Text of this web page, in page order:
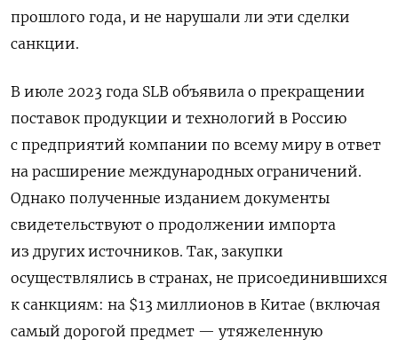
прошлого года, и не нарушали ли эти сделки
санкции.
В июле 2023 года SLB объявила о прекращении
поставок продукции и технологий в Россию
с предприятий компании по всему миру в ответ
на расширение международных ограничений.
Однако полученные изданием документы
свидетельствуют о продолжении импорта
из других источников. Так, закупки
осуществлялись в странах, не присоединившихся
к санкциям: на $13 миллионов в Китае (включая
самый дорогой предмет — утяжеленную